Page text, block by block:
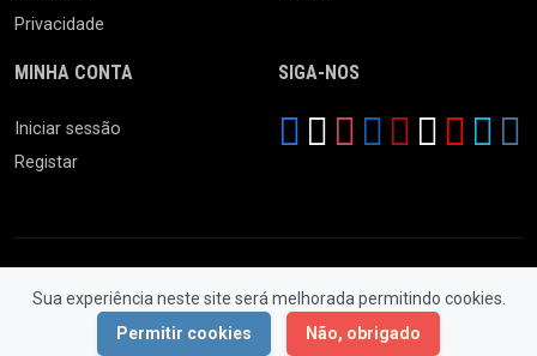
Sua experiência neste site será melhorada permitindo cookies.
Permitir cookies
Não, obrigado
Privacidade
MINHA CONTA
Iniciar sessão
Registar
SIGA-NOS
© 2026 Ferro Velho. Todos os Direitos Reservados.